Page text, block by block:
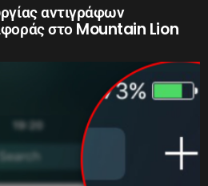
αντιγράφων
στο Mountain Lion